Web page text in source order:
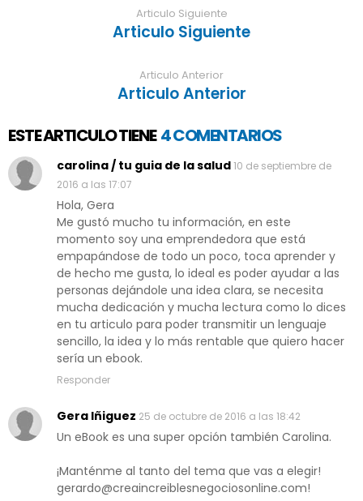
Articulo Siguiente
Articulo Siguiente
Articulo Anterior
Articulo Anterior
ESTE ARTICULO TIENE 4 COMENTARIOS
carolina / tu guia de la salud10 de septiembre de
2016 a las 17:07
Hola, Gera
Me gustó mucho tu información, en este
momento soy una emprendedora que está
empapándose de todo un poco, toca aprender y
de hecho me gusta, lo ideal es poder ayudar a las
personas dejándole una idea clara, se necesita
mucha dedicación y mucha lectura como lo dices
en tu articulo para poder transmitir un lenguaje
sencillo, la idea y lo más rentable que quiero hacer
sería un ebook.
Responder
Gera Iñiguez 25 de octubre de 2016 a las 18:42
Un eBook es una super opción también Carolina.
¡Manténme al tanto del tema que vas a elegir!
gerardo@creaincreiblesnegociosonline.com!